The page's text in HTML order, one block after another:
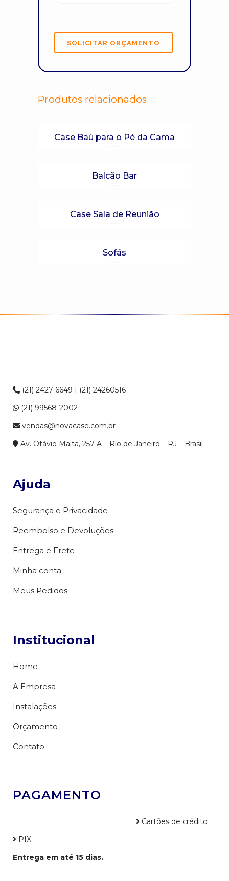
Produtos relacionados
Case Baú para o Pé da Cama
Balcão Bar
Case Sala de Reunião
Sofás
(21) 2427-6649 | (21) 24260516
(21) 99568-2002
vendas@novacase.com.br
Av. Otávio Malta, 257-A – Rio de Janeiro – RJ – Brasil
Ajuda
Segurança e Privacidade
Reembolso e Devoluções
Entrega e Frete
Minha conta
Meus Pedidos
Institucional
Home
A Empresa
Instalações
Orçamento
Contato
PAGAMENTO
Cartões de crédito
PIX
Entrega em até 15 dias.